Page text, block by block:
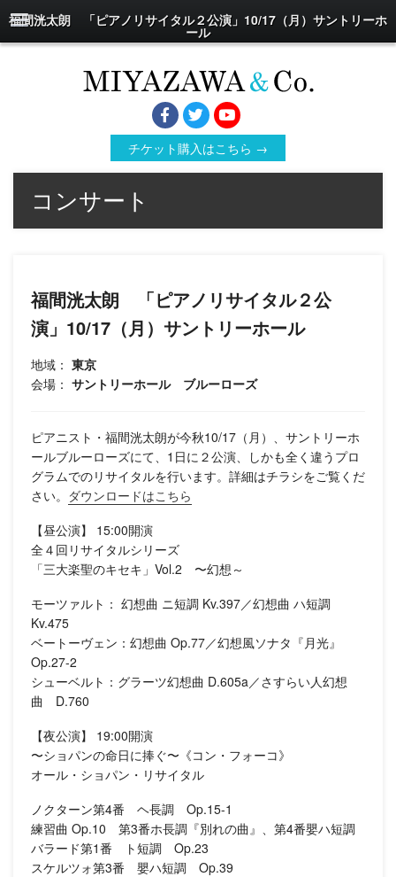
福間洸太朗 「ピアノリサイタル２公演」10/17（月）サントリーホ
ール
チケット購入はこちら →
コンサート
福間洸太朗 「ピアノリサイタル２公
演」10/17（月）サントリーホール
地域： 東京
会場： サントリーホール ブルーローズ
ピアニスト・福間洸太朗が今秋10/17（月）、サントリーホ
ールブルーローズにて、1日に２公演、しかも全く違うプロ
グラムでのリサイタルを行います。詳細はチラシをご覧くだ
さい。 ダウンロードはこちら
【昼公演】 15:00開演
全４回リサイタルシリーズ
「三大楽聖のキセキ」Vol.2 〜幻想～
モーツァルト： 幻想曲 ニ短調 Kv.397／幻想曲 ハ短調
Kv.475
ベートーヴェン：幻想曲 Op.77／幻想風ソナタ『月光』
Op.27-2
シューベルト：グラーツ幻想曲 D.605a／さすらい人幻想
曲 D.760
【夜公演】 19:00開演
〜ショパンの命日に捧ぐ〜《コン・フォーコ》
オール・ショパン・リサイタル
ノクターン第4番 ヘ長調 Op.15-1
練習曲 Op.10 第3番ホ長調『別れの曲』、第4番嬰ハ短調
バラード第1番 ト短調 Op.23
スケルツォ第3番 嬰ハ短調 Op.39